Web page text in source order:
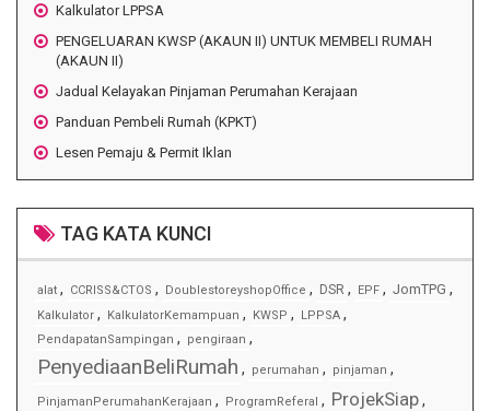
Kalkulator LPPSA
PENGELUARAN KWSP (AKAUN II) UNTUK MEMBELI RUMAH
(AKAUN II)
Jadual Kelayakan Pinjaman Perumahan Kerajaan
Panduan Pembeli Rumah (KPKT)
Lesen Pemaju & Permit Iklan
TAG KATA KUNCI
alat , CCRISS&CTOS , DoublestoreyshopOffice , DSR , EPF , JomTPG ,
Kalkulator , KalkulatorKemampuan , KWSP , LPPSA ,
PendapatanSampingan , pengiraan ,
PenyediaanBeliRumah , perumahan , pinjaman ,
PinjamanPerumahanKerajaan , ProgramReferal , ProjekSiap,